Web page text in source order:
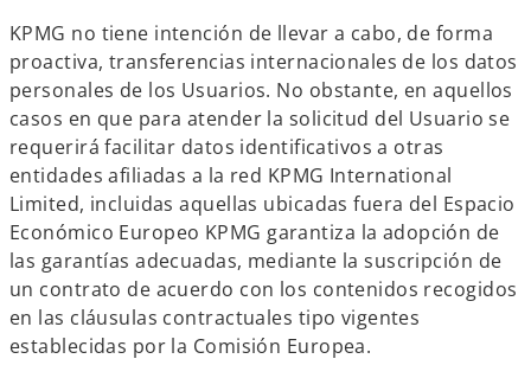
KPMG no tiene intención de llevar a cabo, de forma
proactiva, transferencias internacionales de los datos
personales de los Usuarios. No obstante, en aquellos
casos en que para atender la solicitud del Usuario se
requerirá facilitar datos identificativos a otras
entidades afiliadas a la red KPMG International
Limited, incluidas aquellas ubicadas fuera del Espacio
Económico Europeo KPMG garantiza la adopción de
las garantías adecuadas, mediante la suscripción de
un contrato de acuerdo con los contenidos recogidos
en las cláusulas contractuales tipo vigentes
establecidas por la Comisión Europea.